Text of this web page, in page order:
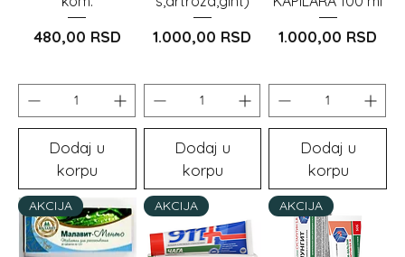
Cijena
480,00 RSD
Dodaj u
korpu
Cijena
1.000,00 RSD
Dodaj u
korpu
Cijena
1.000,00 RSD
Dodaj u
korpu
AKCIJA AKCIJA AKCIJA